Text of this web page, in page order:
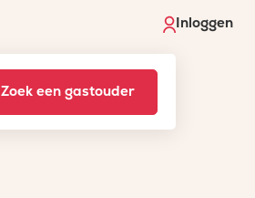
Inloggen
Zoek een gastouder